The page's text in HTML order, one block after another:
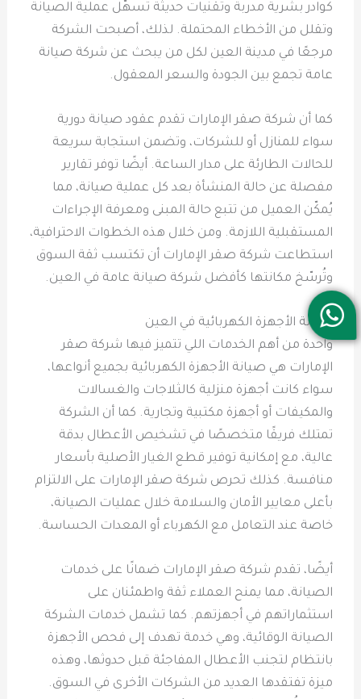
كوادر بشرية مدربة وتقنيات حديثة تُسهّل عملية الصيانة
وتقلل من الأخطاء المحتملة. لذلك، أصبحت الشركة
مرجعًا في مدينة العين لكل من يبحث عن شركة صيانة
عامة تجمع بين الجودة والسعر المعقول.
كما أن شركة صقر الإمارات تقدم عقود صيانة دورية
سواء للمنازل أو للشركات، وتضمن استجابة سريعة
للحالات الطارئة على مدار الساعة. أيضًا توفر تقارير
مفصلة عن حالة المنشأة بعد كل عملية صيانة، مما
يُمكّن العميل من تتبع حالة المبنى ومعرفة الإجراءات
المستقبلية اللازمة. ومن خلال هذه الخطوات الاحترافية،
استطاعت شركة صقر الإمارات أن تكتسب ثقة السوق
وتُرسّخ مكانتها كأفضل شركة صيانة عامة في العين.
صيانة الأجهزة الكهربائية في العين
واحدة من أهم الخدمات اللي تتميز فيها شركة صقر
الإمارات هي صيانة الأجهزة الكهربائية بجميع أنواعها،
سواء كانت أجهزة منزلية كالثلاجات والغسالات
والمكيفات أو أجهزة مكتبية وتجارية. كما أن الشركة
تمتلك فريقًا متخصصًا في تشخيص الأعطال بدقة
عالية، مع إمكانية توفير قطع الغيار الأصلية بأسعار
منافسة. كذلك تحرص شركة صقر الإمارات على الالتزام
بأعلى معايير الأمان والسلامة خلال عمليات الصيانة،
خاصة عند التعامل مع الكهرباء أو المعدات الحساسة.
أيضًا، تقدم شركة صقر الإمارات ضمانًا على خدمات
الصيانة، مما يمنح العملاء ثقة واطمئنان على
استثماراتهم في أجهزتهم. كما تشمل خدمات الشركة
الصيانة الوقائية، وهي خدمة تهدف إلى فحص الأجهزة
بانتظام لتجنب الأعطال المفاجئة قبل حدوثها، وهذه
ميزة تفتقدها العديد من الشركات الأخرى في السوق.